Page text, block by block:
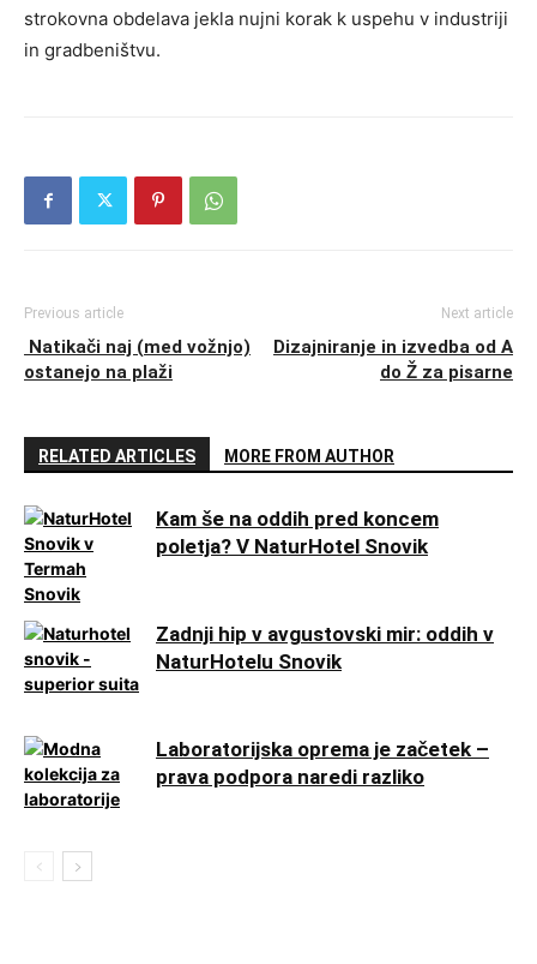
strokovna obdelava jekla nujni korak k uspehu v industriji
in gradbeništvu.
Previous article
Natikači naj (med vožnjo)
ostanejo na plaži
Next article
Dizajniranje in izvedba od A
do Ž za pisarne
RELATED ARTICLES MORE FROM AUTHOR
Kam še na oddih pred koncem
poletja? V NaturHotel Snovik
Zadnji hip v avgustovski mir: oddih v
NaturHotelu Snovik
Laboratorijska oprema je začetek –
prava podpora naredi razliko